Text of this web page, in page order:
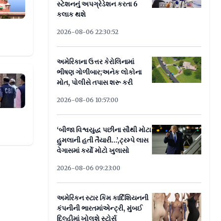
એ જ સવાલ તૈયાર કરાવ્યા
સ્ટેશનનું અપગ્રેડેશન કરતા 6
કલાક થશે
2026-08-06 22:30:52
અમેરિકાના ઉત્તર કેરોલિનામાં
ભીષણ ગોળીબાર;અનેક લોકોના
મોત, પોલીસે તપાસ શરૂ કરી
2026-08-06 10:57:00
‘બીજા વિશ્વયુદ્ધ પછીના સૌથી મોટા
હુમલાની હતી તૈયારી...’,ટ્રમ્પે લાસ
વેગાસમાં કર્યો મોટો ખુલાસો
2026-08-06 09:23:00
અમેરિકન સ્ટાર કિમ કાર્દિશિયનની
કંપનીની ભારતમાંએન્ટ્રી, મુંબઈ
દિલ્હીમાં ખોલશે સ્ટોર્સ